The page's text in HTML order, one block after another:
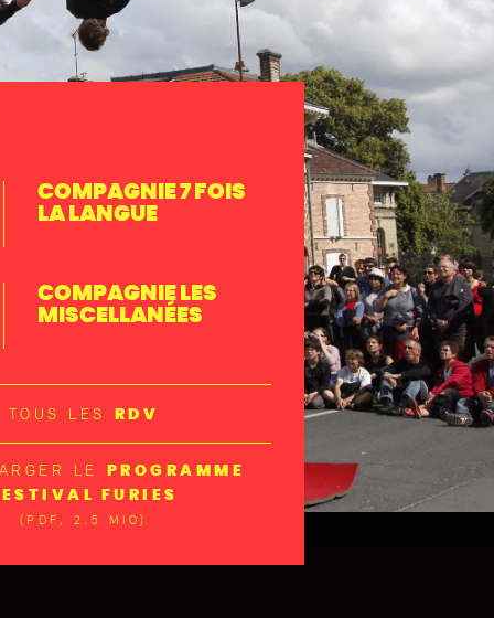
COMPAGNIE 7 FOIS
LA LANGUE
COMPAGNIE LES
MISCELLANÉES
TOUS LES RDV
LE
PROGRAMME
FURIES
(PDF, 2.5 MIO)